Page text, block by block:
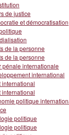
de justice
et démocratisation
de la personne
de la personne
pénale internationale
international
international
international
politique
politique
politique